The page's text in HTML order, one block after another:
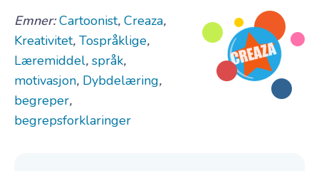
Emner:Cartoonist, Creaza,
Kreativitet, Tospråklige,
Læremiddel, språk,
motivasjon, Dybdelæring,
begreper,
begrepsforklaringer